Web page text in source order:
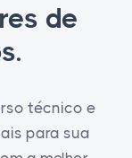
de
técnico e
para sua